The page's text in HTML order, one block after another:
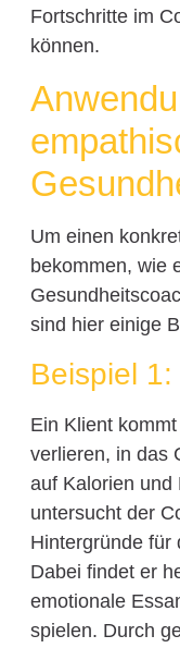
Fortschritte im
können.
Um einen
bekommen, wie
sind hier einige
Beispiel
Ein Klient
verlieren, in das
auf Kalorien und
untersucht der
Hintergründe für
Dabei findet er
emotionale
spielen. Durch